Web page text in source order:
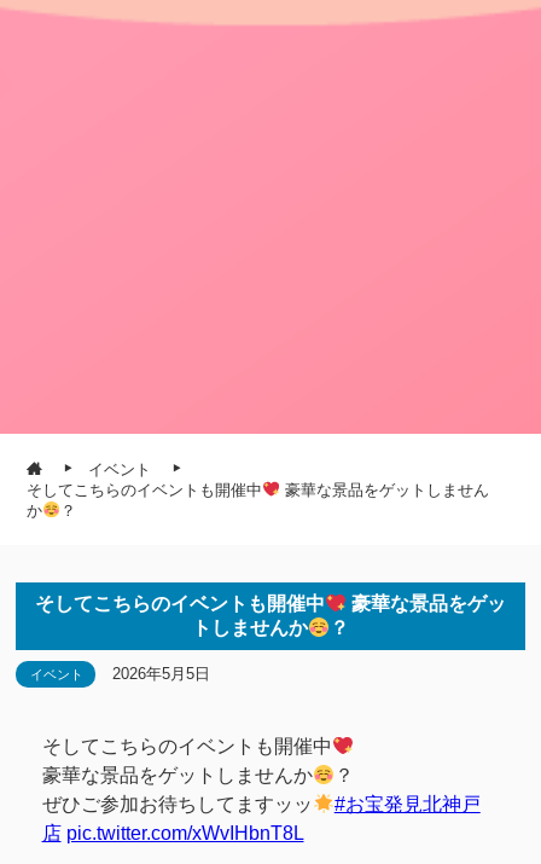
イベント
そしてこちらのイベントも開催中
豪華な景品をゲットしません
か
？
そしてこちらのイベントも開催中
豪華な景品をゲッ
トしませんか
？
イベント 2026年5月5日
そしてこちらのイベントも開催中
豪華な景品をゲットしませんか
？
ぜひご参加お待ちしてますッッ
#お宝発見北神戸
店 pic.twitter.com/xWvIHbnT8L